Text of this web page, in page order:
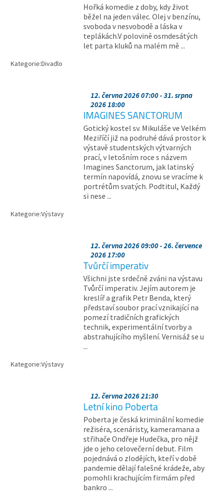
Hořká komedie z doby, kdy život
běžel na jeden válec. Olej v benzínu,
svoboda v nesvobodě a láska v
teplákách.V polovině osmdesátých
let parta kluků na malém mě ...
Kategorie:Divadlo
12. června 2026 07:00 - 31. srpna
2026 18:00
IMAGINES SANCTORUM
Gotický kostel sv. Mikuláše ve Velkém
Meziříčí již na podruhé dává prostor k
výstavě studentských výtvarných
prací, v letošním roce s názvem
Imagines Sanctorum, jak latinský
termín napovídá, znovu se vracíme k
portrétům svatých. Podtitul, Každý
si nese ...
Kategorie:Výstavy
12. června 2026 09:00 - 26. července
2026 17:00
Tvůrčí imperativ
Všichni jste srdečně zváni na výstavu
Tvůrčí imperativ. Jejím autorem je
kreslíř a grafik Petr Benda, který
představí soubor prací vznikající na
pomezí tradičních grafických
technik, experimentální tvorby a
abstrahujícího myšlení. Vernisáž se u
...
Kategorie:Výstavy
12. června 2026 21:30
Letní kino Poberta
Poberta je česká kriminální komedie
režiséra, scenáristy, kameramana a
střihače Ondřeje Hudečka, pro nějž
jde o jeho celovečerní debut. Film
pojednává o zlodějích, kteří v době
pandemie dělají falešné krádeže, aby
pomohli krachujícím firmám před
bankro ...